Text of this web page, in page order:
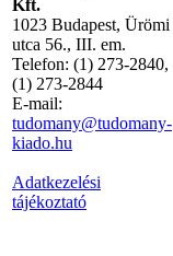
Kft.
1023 Budapest, Ürömi
utca 56., III. em.
Telefon: (1) 273-2840,
(1) 273-2844
E-mail:
tudomany@tudomany-
kiado.hu
Adatkezelési
tájékoztató